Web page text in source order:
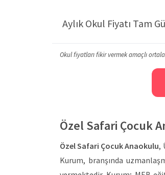
Aylık Okul Fiyatı Tam
Okul fiyatları fikir vermek amaçlı
Özel Safari Çocuk
Özel Safari Çocuk Anaokulu,
Kurum, branşında